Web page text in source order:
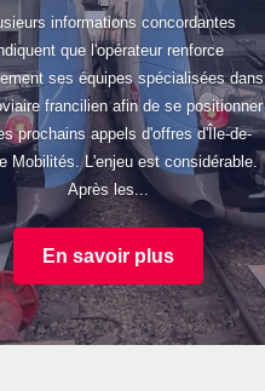
informations concordantes
que l'opérateur renforce
ses équipes spécialisées dans
francilien afin de se positionner
prochains appels d'offres d'Île-de-
Mobilités. L'enjeu est considérable.
Après les...
En savoir plus